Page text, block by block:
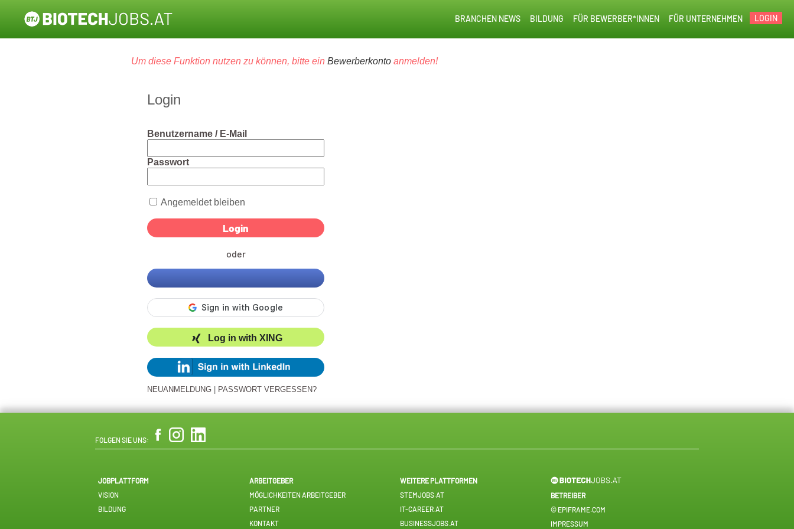
LOGIN
FÜR UNTERNEHMEN
FÜR BEWERBER*INNEN
BILDUNG
BRANCHEN NEWS
Um diese Funktion nutzen zu können, bitte ein Bewerberkonto anmelden!
Login
Benutzername / E-Mail
Passwort
Angemeldet bleiben
oder
Log in with XING
NEUANMELDUNG PASSWORT VERGESSEN?
FOLGEN SIE UNS:
JOBPLATTFORM
VISION
BILDUNG
ARBEITGEBER
MÖGLICHKEITEN ARBEITGEBER
PARTNER
KONTAKT
WEITERE PLATTFORMEN
STEMJOBS.AT
IT-CAREER.AT
BUSINESSJOBS.AT
BETREIBER
© EPIFRAME.COM
IMPRESSUM